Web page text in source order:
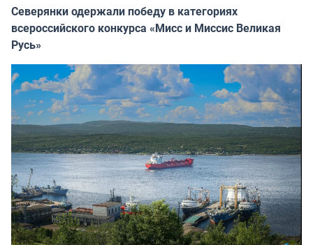
Северянки одержали победу в категориях
всероссийского конкурса «Мисс и Миссис Великая
Русь»